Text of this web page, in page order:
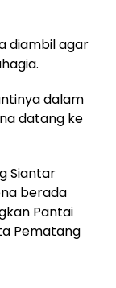
diambil agar
dalam
datang ke
Siantar
berada
Pantai
Pematang